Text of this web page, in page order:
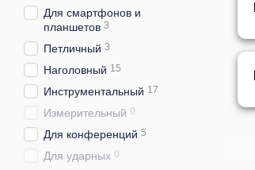
Для смартфонов и
планшетов 3
Петличный 3
Наголовный 15
Инструментальный 17
Измерительный 0
Для конференций 5
Для ударных 0